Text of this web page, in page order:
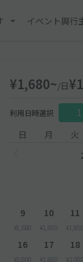
イベント興行
¥1,680~/日
利用日時選択
日
月 火
9
¥1,680
10
¥1,850
11
¥1,850
16
¥2,000
17
¥1,850
18
¥2,000